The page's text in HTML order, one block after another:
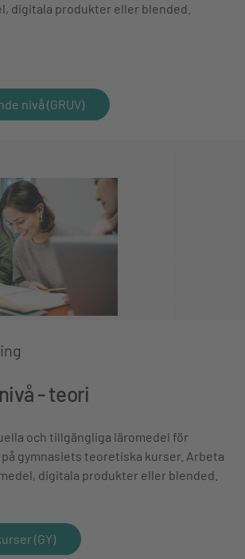
digitala produkter eller blended.
nivå (GRUV)
- teori
och tillgängliga läromedel för
gymnasiets teoretiska kurser. Arbeta
digitala produkter eller blended.
(GY)